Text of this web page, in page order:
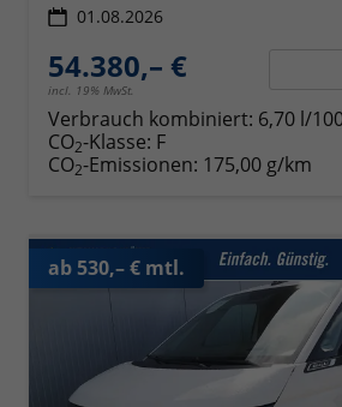
01.08.2026
54.380,– €
incl. 19% MwSt.
Verbrauch kombiniert: 6,70 l/
CO2-Klasse: F
CO2-Emissionen: 175,00 g/km
ab 530,– € mtl.